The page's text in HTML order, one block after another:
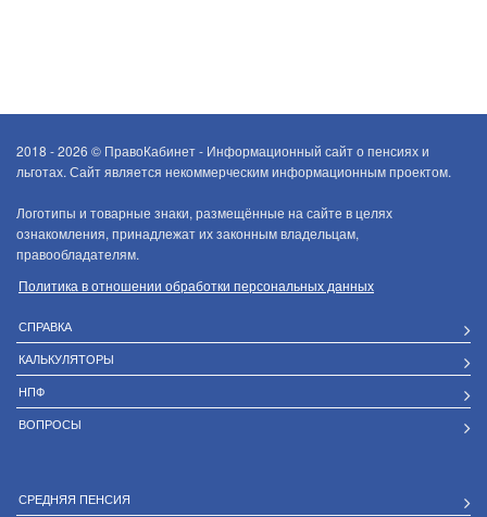
2018 - 2026 © ПравоКабинет - Информационный сайт о пенсиях и
льготах. Сайт является некоммерческим информационным проектом.
Логотипы и товарные знаки, размещённые на сайте в целях
ознакомления, принадлежат их законным владельцам,
правообладателям.
Политика в отношении обработки персональных данных
СПРАВКА
КАЛЬКУЛЯТОРЫ
НПФ
ВОПРОСЫ
СРЕДНЯЯ ПЕНСИЯ